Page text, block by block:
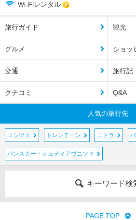
Wi-Fiレンタル
旅行ガイド 観光
グルメ ショッ
交通 旅行記
クチコミ Q&A
人気の旅行先
コシツェ トレンチーン ニトラ
バンスカー・シュティアヴニツァ
キーワード検
PAGE TOP